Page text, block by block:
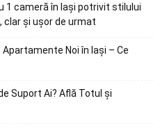
1 cameră în Iași potrivit stilului
clar și ușor de urmat
Noi în Iași – Ce
Suport Ai? Află Totul și